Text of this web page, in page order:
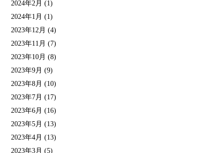
2024年2月 (1)
2024年1月 (1)
2023年12月 (4)
2023年11月 (7)
2023年10月 (8)
2023年9月 (9)
2023年8月 (10)
2023年7月 (17)
2023年6月 (16)
2023年5月 (13)
2023年4月 (13)
2023年3月 (5)